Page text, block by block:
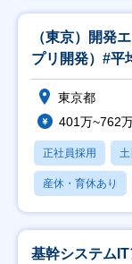
（東京）開発
プリ開発）#
東京都
401万~762
正社員採用
産休・育休あり
基幹システム